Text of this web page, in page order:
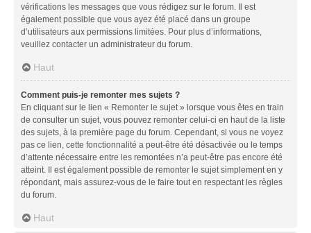
vérifications les messages que vous rédigez sur le forum. Il est
également possible que vous ayez été placé dans un groupe
d’utilisateurs aux permissions limitées. Pour plus d’informations,
veuillez contacter un administrateur du forum.
Haut
Comment puis-je remonter mes sujets ?
En cliquant sur le lien « Remonter le sujet » lorsque vous êtes en train
de consulter un sujet, vous pouvez remonter celui-ci en haut de la liste
des sujets, à la première page du forum. Cependant, si vous ne voyez
pas ce lien, cette fonctionnalité a peut-être été désactivée ou le temps
d’attente nécessaire entre les remontées n’a peut-être pas encore été
atteint. Il est également possible de remonter le sujet simplement en y
répondant, mais assurez-vous de le faire tout en respectant les règles
du forum.
Haut